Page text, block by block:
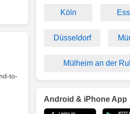
to-
Köln
Düsseldorf
Mülheim an der
Android & iPhone App